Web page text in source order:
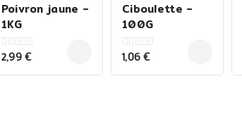
Poivron jaune –
1KG
0
of
2,99€
Ciboulette –
100G
0
of
1,06€